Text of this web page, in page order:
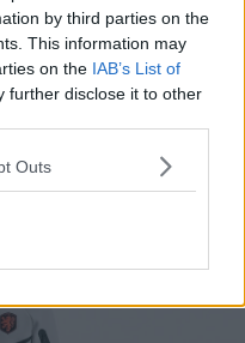
by third parties on the
This information may
on the IAB’s List of
further disclose it to other
Outs
deportiva premium
holandés con un
naranjas en las